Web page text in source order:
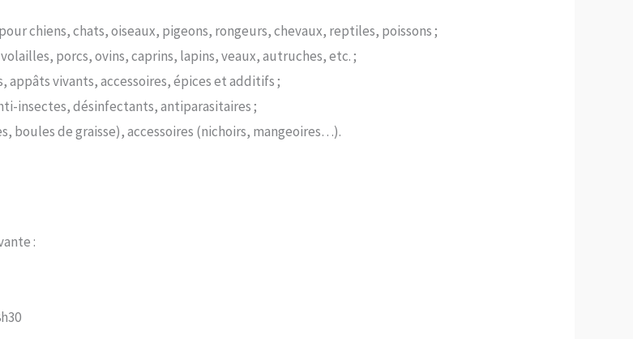
chiens, chats, oiseaux, pigeons, rongeurs, chevaux, reptiles, poissons ;
porcs, ovins, caprins, lapins, veaux, autruches, etc. ;
vivants, accessoires, épices et additifs ;
insectes, désinfectants, antiparasitaires ;
boules de graisse), accessoires (nichoirs, mangeoires…).
: